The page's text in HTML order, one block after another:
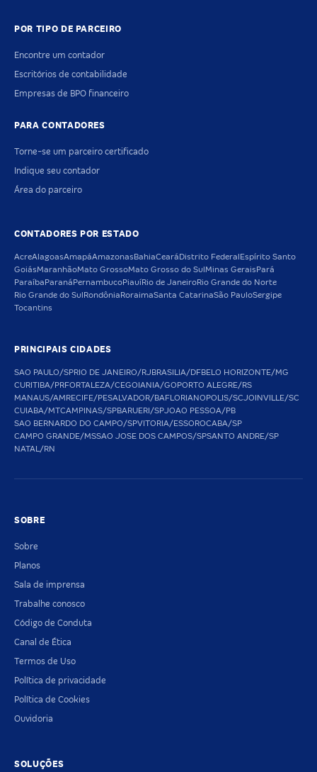
POR TIPO DE PARCEIRO
Encontre um contador
Escritórios de contabilidade
Empresas de BPO financeiro
PARA CONTADORES
Torne-se um parceiro certificado
Indique seu contador
Área do parceiro
CONTADORES POR ESTADO
AcreAlagoasAmapáAmazonas BahiaCeará Distrito Federal Espírito Santo
GoiásMaranhãoMato GrossoMato Grosso do Sul Minas Gerais Pará
Paraíba Paraná PernambucoPiauíRio de JaneiroRio Grande do Norte
Rio Grande do Sul Rondônia RoraimaSanta CatarinaSão PauloSergipe
Tocantins
PRINCIPAIS CIDADES
SAO PAULO/SPRIO DE JANEIRO/RJBRASILIA/DFBELO HORIZONTE/MG
CURITIBA/PRFORTALEZA/CEGOIANIA/GOPORTO ALEGRE/RS
MANAUS/AMRECIFE/PESALVADOR/BAFLORIANOPOLIS/SCJOINVILLE/SC
CUIABA/MTCAMPINAS/SPBARUERI/SPJOAO PESSOA/PB
SAO BERNARDO DO CAMPO/SPVITORIA/ESSOROCABA/SP
CAMPO GRANDE/MSSAO JOSE DOS CAMPOS/SPSANTO ANDRE/SP
NATAL/RN
SOBRE
Sobre
Planos
Sala de imprensa
Trabalhe conosco
Código de Conduta
Canal de Ética
Termos de Uso
Política de privacidade
Política de Cookies
Ouvidoria
SOLUÇÕES